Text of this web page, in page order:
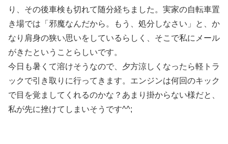
り、その後車検も切れて随分経ちました。実家の自転車置
き場では「邪魔なんだから。もう、処分しなさい」と、か
なり肩身の狭い思いをしているらしく、そこで私にメール
がきたということらしいです。
今日も暑くて溶けそうなので、夕方涼しくなったら軽トラ
ックで引き取りに行ってきます。エンジンは何回のキック
で目を覚ましてくれるのかな？あまり掛からない様だと、
私が先に挫けてしまいそうです^^;